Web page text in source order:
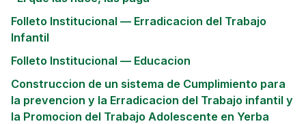
Folleto Institucional — Erradicacion del Trabajo
Infantil
Folleto Institucional — Educacion
Construccion de un sistema de Cumplimiento para
la prevencion y la Erradicacion del Trabajo infantil y
la Promocion del Trabajo Adolescente en Yerba